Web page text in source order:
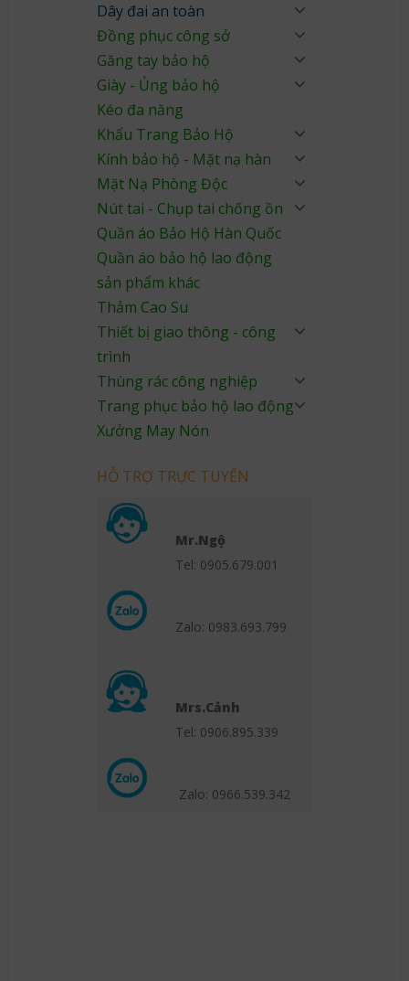
Dây đai an toàn
Đồng phục công sở
Găng tay bảo hộ
Giày - Ủng bảo hộ
Kéo đa năng
Khẩu Trang Bảo Hộ
Kính bảo hộ - Mặt nạ hàn
Mặt Nạ Phòng Độc
Nút tai - Chụp tai chống ồn
Quần áo Bảo Hộ Hàn Quốc
Quần áo bảo hộ lao động
sản phẩm khác
Thảm Cao Su
Thiết bị giao thông - công
trình
Thùng rác công nghiệp
Trang phục bảo hộ lao động
Xưởng May Nón
HỖ TRỢ TRỰC TUYẾN
Mr.Ngộ
Tel: 0905.679.001
Zalo: 0983.693.799
Mrs.Cảnh
Tel: 0906.895.339
Zalo: 0966.539.342